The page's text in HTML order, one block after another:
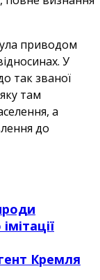
приводом
У
так званої
там
а
до
Кремля